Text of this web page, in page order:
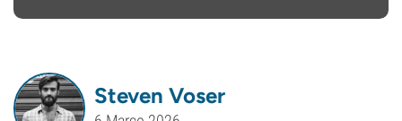
Steven Voser